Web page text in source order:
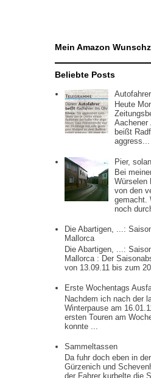
Mein Amazon
Beliebte Posts
Heute
Aachener
beißt
aggress...
Pier,
Bei
Würselen
von den
gemacht.
noch
Die Abartigen, ...:
Mallorca
Die Abartigen, ...:
Mallorca : Der
von 13.09.11 bis zum
Erste Wochentags
Nachdem ich nach der
Winterpause am
ersten Touren am
konnte ...
Sammeltassen
Da fuhr doch eben in
Gürzenich und
der Fahrer kurbelte die